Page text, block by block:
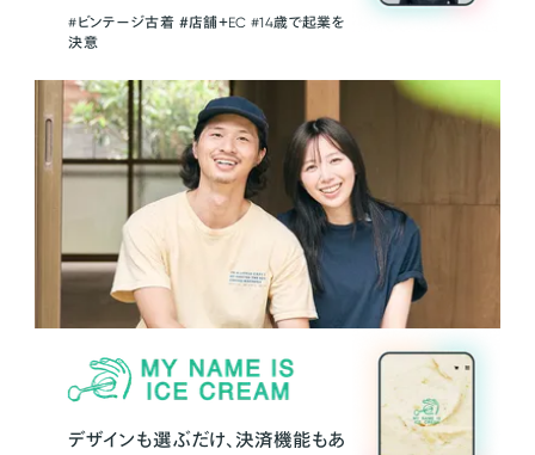
#ビンテージ古着 ＃店舗＋EC #14歳で起業を
決意
デザインも選ぶだけ、決済機能もあ